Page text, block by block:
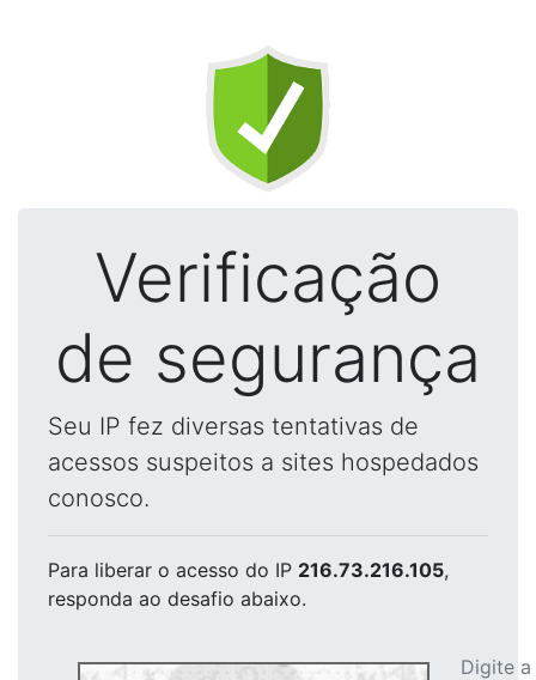
Verificação
de segurança
Seu IP fez diversas tentativas de
acessos suspeitos a sites hospedados
conosco.
Para liberar o acesso do IP 216.73.216.105,
responda ao desafio abaixo.
Digite